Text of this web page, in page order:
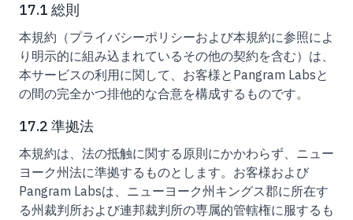
17.1 総則
本規約（プライバシーポリシーおよび本規約に参照によ
り明示的に組み込まれているその他の契約を含む）は、
本サービスの利用に関して、お客様とPangram Labsと
の間の完全かつ排他的な合意を構成するものです。
17.2 準拠法
本規約は、法の抵触に関する原則にかかわらず、ニュー
ヨーク州法に準拠するものとします。お客様および
Pangram Labsは、ニューヨーク州キングス郡に所在す
る州裁判所および連邦裁判所の専属的管轄権に服するも